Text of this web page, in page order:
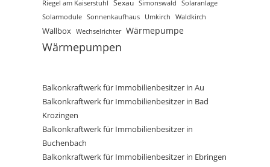
Riegel am Kaiserstuhl Sexau Simonswald Solaranlage
Solarmodule Sonnenkaufhaus Umkirch Waldkirch
Wallbox Wechselrichter Wärmepumpe
Wärmepumpen
Balkonkraftwerk für Immobilienbesitzer in Au
Balkonkraftwerk für Immobilienbesitzer in Bad
Krozingen
Balkonkraftwerk für Immobilienbesitzer in
Buchenbach
Balkonkraftwerk für Immobilienbesitzer in Ebringen